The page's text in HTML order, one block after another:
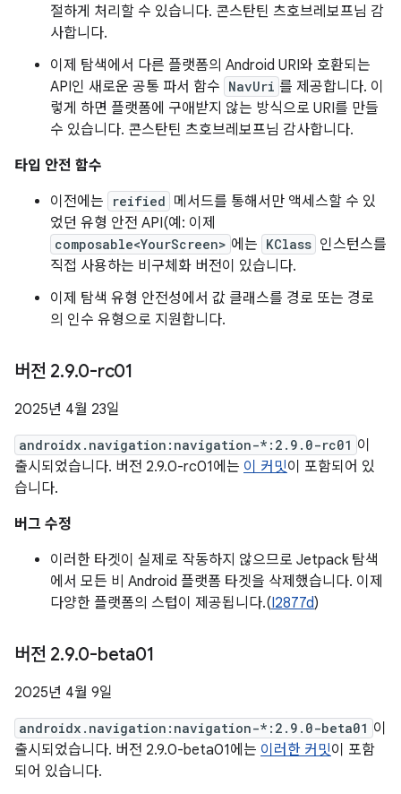
절하게 처리할 수 있습니다. 콘스탄틴 츠호브레보프님 감
사합니다.
이제 탐색에서 다른 플랫폼의 Android URI와 호환되는
API인 새로운 공통 파서 함수 NavUri 를 제공합니다. 이
렇게 하면 플랫폼에 구애받지 않는 방식으로 URI를 만들
수 있습니다. 콘스탄틴 츠호브레보프님 감사합니다.
타입 안전 함수
이전에는
reified 메서드를 통해서만 액세스할 수 있
었던 유형 안전 API(예: 이제
composable<YourScreen> 에는 KClass 인스턴스를
직접 사용하는 비구체화 버전이 있습니다.
이제 탐색 유형 안전성에서 값 클래스를 경로 또는 경로
의 인수 유형으로 지원합니다.
버전 2.9.0-rc01
2025년 4월 23일
androidx.navigation:navigation-*:2.9.0-rc01 이
출시되었습니다. 버전 2.9.0-rc01에는 이 커밋이 포함되어 있
습니다.
버그 수정
이러한 타겟이 실제로 작동하지 않으므로 Jetpack 탐색
에서 모든 비 Android 플랫폼 타겟을 삭제했습니다. 이제
다양한 플랫폼의 스텁이 제공됩니다.(I2877d)
버전 2.9.0-beta01
2025년 4월 9일
androidx.navigation:navigation-*:2.9.0-beta01 이
출시되었습니다. 버전 2.9.0-beta01에는 이러한 커밋이 포함
되어 있습니다.